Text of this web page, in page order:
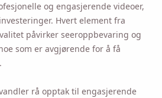
og engasjerende videoer,
Hvert element fra
påvirker seeroppbevaring og
som er avgjørende for å få
rå opptak til engasjerende